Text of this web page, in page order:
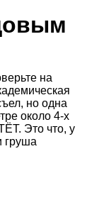
на
но одна
около 4-х
Это что, у
груша